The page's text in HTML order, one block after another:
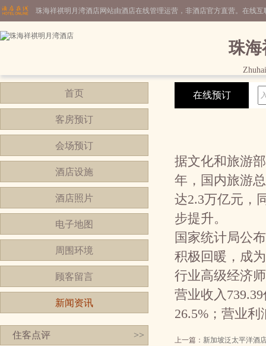
珠海祥祺明月湾酒店网站由酒店在线管理运营，非酒店官方直营。在线
珠海
首页
客房预订
会场预订
酒店设施
酒店照片
电子地图
周围环境
顾客留言
新闻资讯
住客点评 >>
在线预订
据文化和旅游
年，国内旅游
达2.3万亿元，
步提升。
国家统计局公
积极回暖，成
行业高级经济
营业收入
26.5%；营业利
上一篇： 新加坡泛太平洋酒